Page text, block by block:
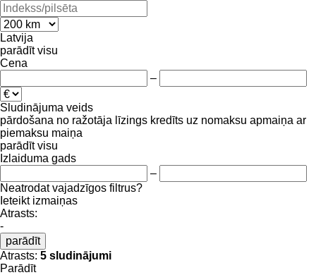
Latvija
parādīt visu
Cena
–
Sludinājuma veids
pārdošana no ražotāja līzings kredīts uz nomaksu apmaiņa ar
piemaksu maiņa
parādīt visu
Izlaiduma gads
–
Neatrodat vajadzīgos filtrus?
Ieteikt izmaiņas
Atrasts:
-
parādīt
Atrasts: 5 sludinājumi
Parādīt